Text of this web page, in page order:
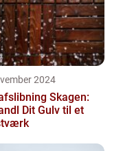
2024
Skagen:
Dit Gulv til et